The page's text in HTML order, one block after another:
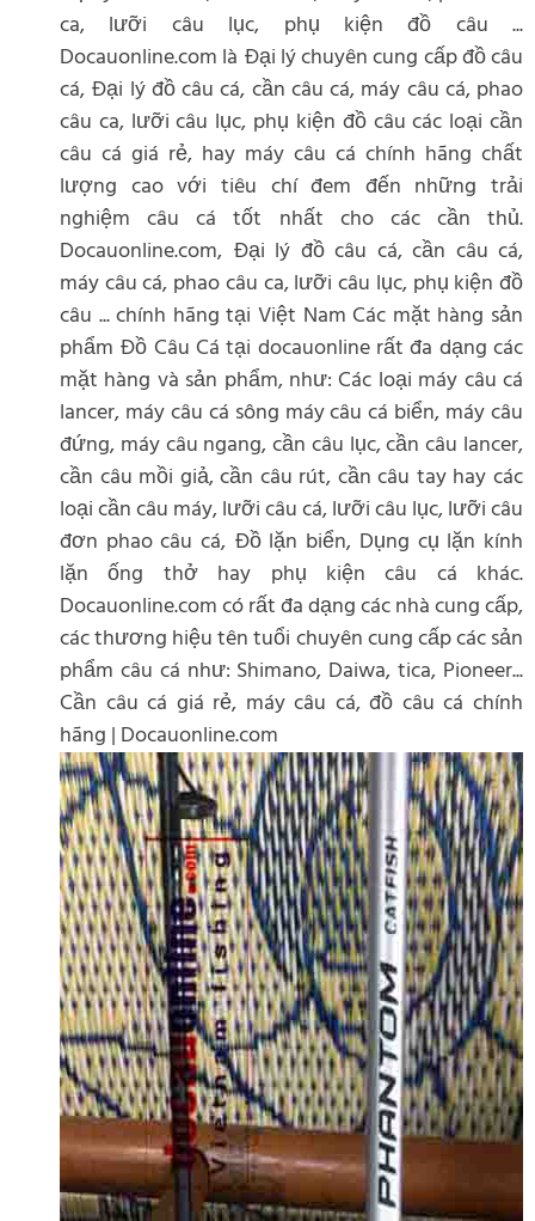
ca, lưỡi câu lục, phụ kiện đồ câu ...
Docauonline.com là Đại lý chuyên cung cấp đồ câu
cá, Đại lý đồ câu cá, cần câu cá, máy câu cá, phao
câu ca, lưỡi câu lục, phụ kiện đồ câu các loại cần
câu cá giá rẻ, hay máy câu cá chính hãng chất
lượng cao với tiêu chí đem đến những trải
nghiệm câu cá tốt nhất cho các cần thủ.
Docauonline.com, Đại lý đồ câu cá, cần câu cá,
máy câu cá, phao câu ca, lưỡi câu lục, phụ kiện đồ
câu ... chính hãng tại Việt Nam Các mặt hàng sản
phẩm Đồ Câu Cá tại docauonline rất đa dạng các
mặt hàng và sản phẩm, như: Các loại máy câu cá
lancer, máy câu cá sông máy câu cá biển, máy câu
đứng, máy câu ngang, cần câu lục, cần câu lancer,
cần câu mồi giả, cần câu rút, cần câu tay hay các
loại cần câu máy, lưỡi câu cá, lưỡi câu lục, lưỡi câu
đơn phao câu cá, Đồ lặn biển, Dụng cụ lặn kính
lặn ống thở hay phụ kiện câu cá khác.
Docauonline.com có rất đa dạng các nhà cung cấp,
các thương hiệu tên tuổi chuyên cung cấp các sản
phẩm câu cá như: Shimano, Daiwa, tica, Pioneer...
Cần câu cá giá rẻ, máy câu cá, đồ câu cá chính
hãng | Docauonline.com